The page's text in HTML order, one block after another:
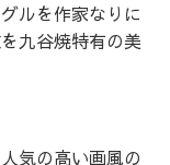
ルを作家なりに
九谷焼特有の美
気の高い画風の